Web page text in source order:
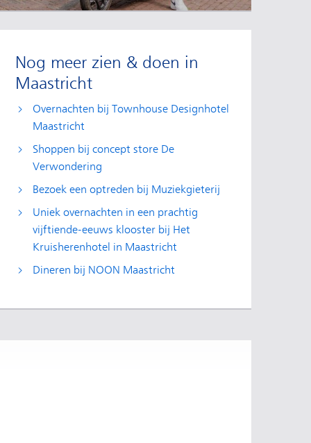
Nog meer zien & doen in
Maastricht
Overnachten bij Townhouse Designhotel
Maastricht
Shoppen bij concept store De
Verwondering
Bezoek een optreden bij Muziekgieterij
Uniek overnachten in een prachtig
vijftiende-eeuws klooster bij Het
Kruisherenhotel in Maastricht
Dineren bij NOON Maastricht